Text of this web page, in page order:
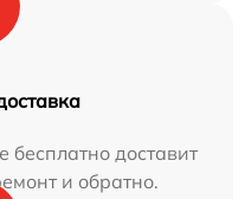
доставит
и обратно.